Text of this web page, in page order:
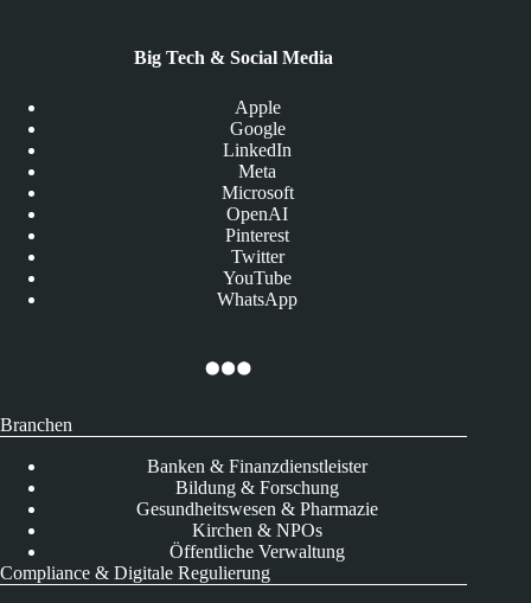
Big Tech & Social Media
Apple
Google
LinkedIn
Meta
Microsoft
OpenAI
Pinterest
Twitter
YouTube
WhatsApp
Branchen
Banken & Finanzdienstleister
Bildung & Forschung
Gesundheitswesen & Pharmazie
Kirchen & NPOs
Öffentliche Verwaltung
Compliance & Digitale Regulierung